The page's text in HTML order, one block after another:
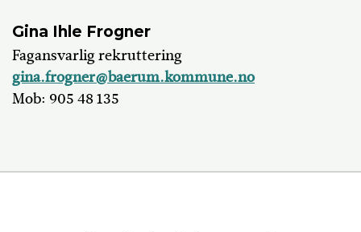
Gina Ihle Frogner
Fagansvarlig rekruttering
gina.frogner@baerum.kommune.no
Mob: 905 48 135